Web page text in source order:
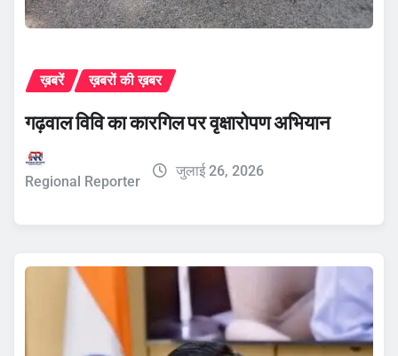
ख़बरें ख़बरों की ख़बर
गढ़वाल विवि का कारगिल पर वृक्षारोपण अभियान
Regional Reporter
जुलाई 26, 2026